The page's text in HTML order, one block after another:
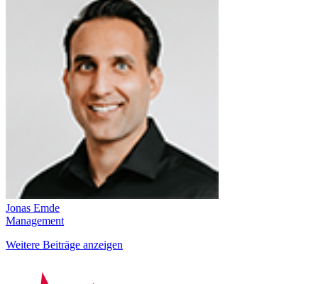
Jonas Emde
Management
Weitere Beiträge anzeigen